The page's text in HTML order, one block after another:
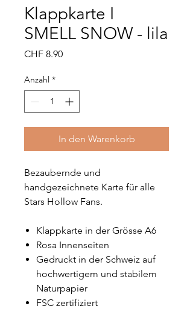
Klappkarte I
SMELL SNOW - lila
CHF 8.90Preis
Anzahl *
In den Warenkorb
Bezaubernde und
handgezeichnete Karte für alle
Stars Hollow Fans.
Klappkarte in der Grösse A6
Rosa Innenseiten
Gedruckt in der Schweiz auf
hochwertigem und stabilem
Naturpapier
FSC zertifiziert